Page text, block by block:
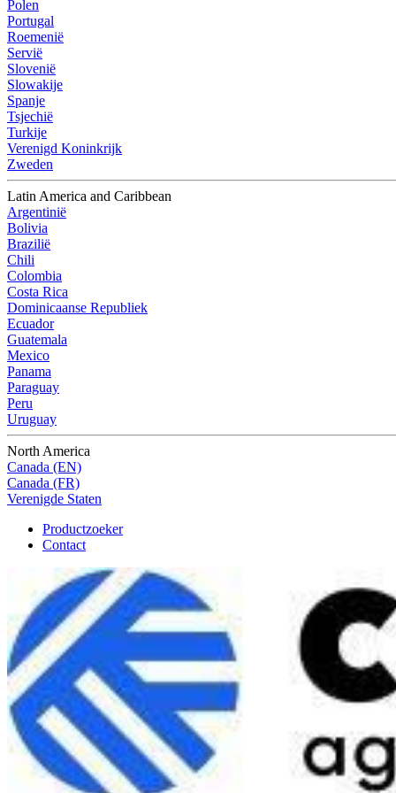
Polen
Portugal
Roemenië
Servië
Slovenië
Slowakije
Spanje
Tsjechië
Turkije
Verenigd Koninkrijk
Zweden
Latin America and Caribbean
Argentinië
Bolivia
Brazilië
Chili
Colombia
Costa Rica
Dominicaanse Republiek
Ecuador
Guatemala
Mexico
Panama
Paraguay
Peru
Uruguay
North America
Canada (EN)
Canada (FR)
Verenigde Staten
Productzoeker
Contact